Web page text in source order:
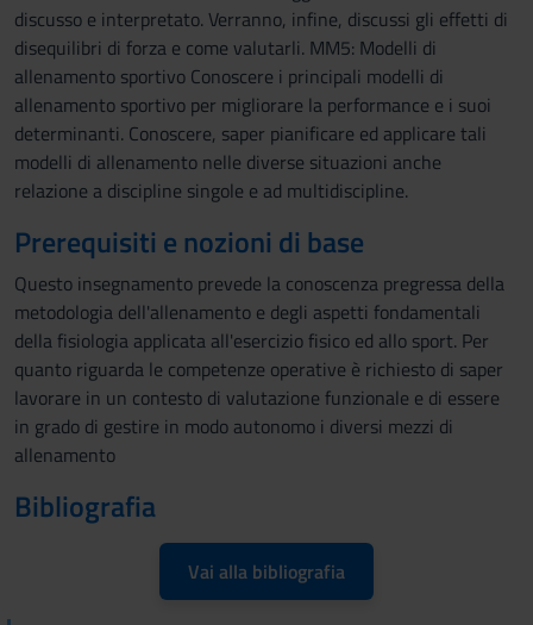
discusso e interpretato. Verranno, infine, discussi gli effetti di
disequilibri di forza e come valutarli. MM5: Modelli di
allenamento sportivo Conoscere i principali modelli di
allenamento sportivo per migliorare la performance e i suoi
determinanti. Conoscere, saper pianificare ed applicare tali
modelli di allenamento nelle diverse situazioni anche
relazione a discipline singole e ad multidiscipline.
Prerequisiti e nozioni di base
Questo insegnamento prevede la conoscenza pregressa della
metodologia dell'allenamento e degli aspetti fondamentali
della fisiologia applicata all'esercizio fisico ed allo sport. Per
quanto riguarda le competenze operative è richiesto di saper
lavorare in un contesto di valutazione funzionale e di essere
in grado di gestire in modo autonomo i diversi mezzi di
allenamento
Bibliografia
Vai alla bibliografia